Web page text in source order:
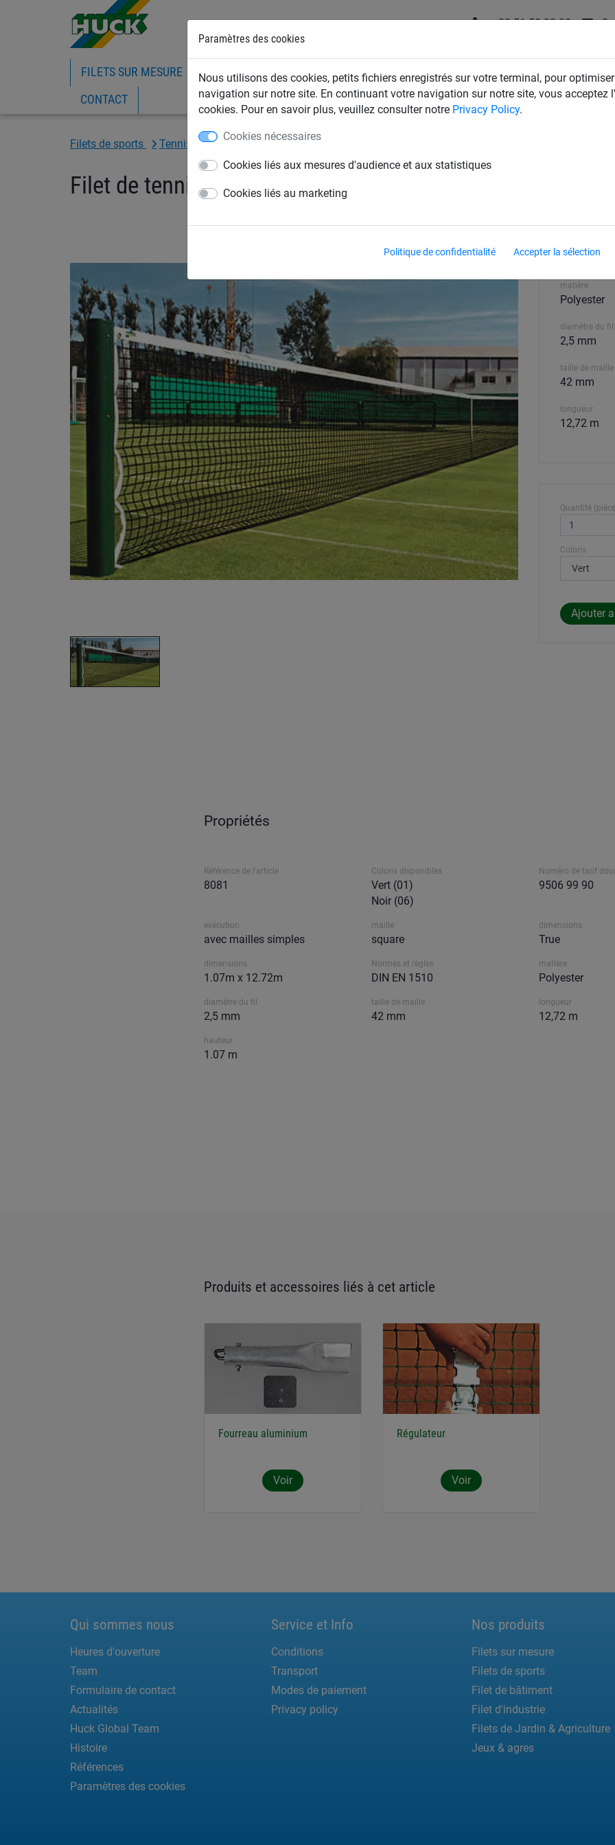
Paramètres des cookies
Nous utilisons des cookies, petits fichiers enregistrés sur votre terminal, pour
navigation sur notre site. En continuant votre navigation sur notre site, vous acceptez
cookies. Pour en savoir plus, veuillez consulter notre Privacy Policy.
Cookies nécessaires
Cookies liés aux mesures d'audience et aux statistiques
Cookies liés au marketing
Politique de confidentialité Accepter la sélection
+32 51 58 23 20
FILETS SUR MESURE FILETS DE BATIMENT FILETS D'INDUSTRIE FILETS DE MAISON & JARDIN
CONTACT
Filets de sports Tennis Filets de tennis
Filet de tennis Excalibur
square
matière
Polyester
diamètre du fil
2,5 mm
taille de maille
42 mm
longueur
12,72 m
Quantité
Coloris
Propriétés
Référence de l'article
8081
Coloris disponibles
Vert (01)
Noir (06)
Numéro de tarif
9506 99 90
exécution
avec mailles simples
maille
square
dimensions
True
dimensions
1.07m x 12.72m
Normes et règles
DIN EN 1510
matière
Polyester
diamètre du fil
2,5 mm
taille de maille
42 mm
longueur
12,72 m
hauteur
1.07 m
Produits et accessoires liés à cet article
Fourreau aluminium
Voir
Régulateur
Voir
Qui sommes nous
Heures d'ouverture
Team
Formulaire de contact
Actualités
Huck Global Team
Histoire
Références
Paramètres des cookies
Service et Info
Conditions
Transport
Modes de paiement
Privacy policy
Nos produits
Filets sur mesure
Filets de sports
Filet de bâtiment
Filet d'industrie
Filets de Jardin & Agriculture
Jeux & agres